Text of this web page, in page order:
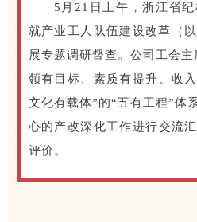
5月21日上午，浙江省
就产业工人队伍建设改革（
展专题调研督查。公司工会主
领有目标、素质有提升、收
文化有载体”的“五有工程”体
心的产改深化工作进行交流
评价。